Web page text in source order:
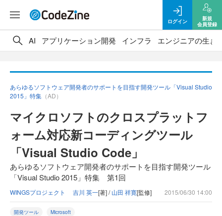
ログイン
新規
会員登録
AI アプリケーション開発 インフラ エンジニアの生き
あらゆるソフトウェア開発者のサポートを目指す開発ツール「Visual Studio
2015」特集 （AD）
マイクロソフトのクロスプラットフ
ォーム対応新コーディングツール
「Visual Studio Code」
あらゆるソフトウェア開発者のサポートを目指す開発ツール
「Visual Studio 2015」特集 第1回
WINGSプロジェクト 吉川 英一[著] /山田 祥寛[監修] 2015/06/30 14:00
開発ツール Microsoft